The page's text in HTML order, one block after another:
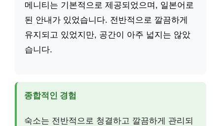
메니티는 기본적으로 제공되었으며, 일본어로
된 안내가 있었습니다. 전반적으로 깔끔하게
유지되고 있었지만, 공간이 아주 넓지는 않았
습니다.
종합적인 경험
숙소는 전반적으로 청결하고 깔끔하게 관리되